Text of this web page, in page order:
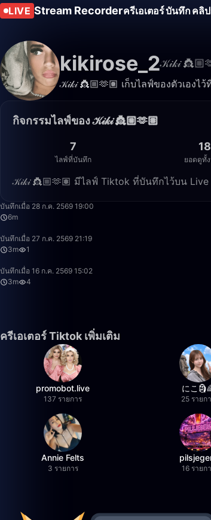
LIVE Stream Recorderครีเอเตอร์บันทึกคลิ
kikirose_2𝒦𝒾𝓀𝒾
𝒦𝒾𝓀𝒾 👸🏼🫶🏽 เก็บไลฟ์ของตัวเอง
กิจกรรมไลฟ์ของ 𝒦𝒾𝓀𝒾 👸🏼🫶🏽
7
ไลฟ์ที่บันทึก
18
ยอดดูทั้
𝒦𝒾𝓀𝒾 👸🏼🫶🏽 มีไลฟ์ Tiktok ที่บันทึกไว้บน
บันทึกเมื่อ 28 ก.ค. 2569 19:00
6m
บันทึกเมื่อ 27 ก.ค. 2569 21:19
3m
1
บันทึกเมื่อ 16 ก.ค. 2569 15:02
3m
4
ครีเอเตอร์ Tiktok เพิ่มเติม
promobot.live
137 รายการ
にこ
25 รายก
Annie Felts
3 รายการ 16 รายก